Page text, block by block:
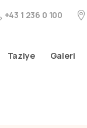
+43 1 236 0 100
Taziye Galeri